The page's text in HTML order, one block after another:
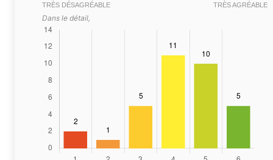
TRÈS DÉSAGRÉABLE TRÈS AGRÉABLE
Dans le détail,